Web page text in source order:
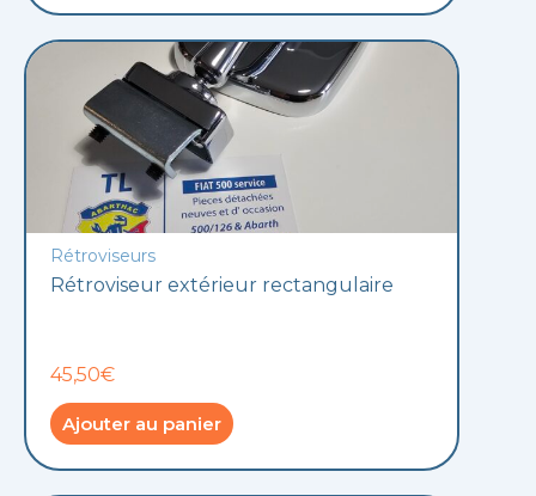
Rétroviseurs
Rétroviseur extérieur rectangulaire
45,50€
Ajouter au panier